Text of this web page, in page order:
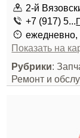
2-й
+7 (917) 5...
ежедневно,
Показать на
Рубрики:
Ремонт и